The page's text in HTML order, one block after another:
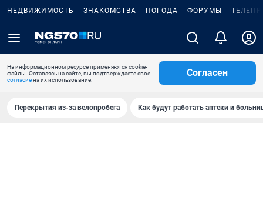
НЕДВИЖИМОСТЬ ЗНАКОМСТВА ПОГОДА ФОРУМЫ
На информационном ресурсе применяются cookie-
файлы. Оставаясь на сайте, вы подтверждаете свое
согласиена их использование.
Согласен
Перекрытия из-за велопробега Как будут работать аптеки и